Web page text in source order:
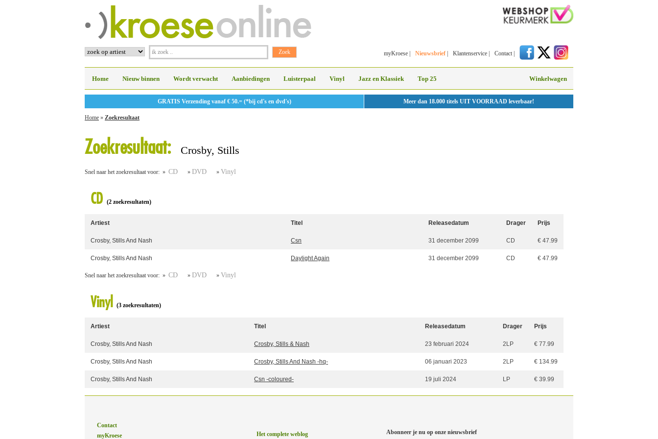
myKroese Nieuwsbrief Klantenservice Contact
Home Nieuw binnen Wordt verwacht Aanbiedingen Luisterpaal Vinyl Jazz en Klassiek Top 25 Winkelwagen
GRATIS Verzending vanaf € 50.= (*bij cd's en dvd's) Meer dan 18.000 titels UIT VOORRAAD leverbaar!
Home » Zoekresultaat
Zoekresultaat: Crosby, Stills
Snel naar het zoekresultaat voor: » CD » DVD » Vinyl
CD (2 zoekresultaten)
Artiest Titel Releasedatum Drager Prijs
Crosby, Stills And Nash Csn 31 december 2099 CD € 47.99
Crosby, Stills And Nash Daylight Again 31 december 2099 CD € 47.99
Snel naar het zoekresultaat voor: » CD » DVD » Vinyl
Vinyl (3 zoekresultaten)
Artiest Titel Releasedatum Drager Prijs
Crosby, Stills And Nash Crosby, Stills & Nash 23 februari 2024 2LP € 77.99
Crosby, Stills And Nash Crosby, Stills And Nash -hq- 06 januari 2023 2LP € 134.99
Crosby, Stills And Nash Csn -coloured- 19 juli 2024 LP € 39.99
Contact
myKroese
Het complete weblog Abonneer je nu op onze nieuwsbrief